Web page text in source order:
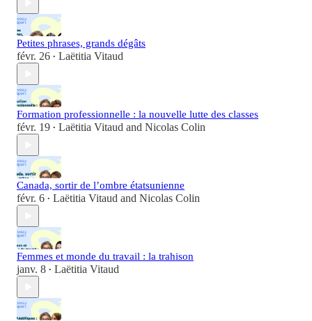
Petites phrases, grands dégâts
févr. 26 • Laëtitia Vitaud
Formation professionnelle : la nouvelle lutte des classes
févr. 19 • Laëtitia Vitaud and Nicolas Colin
Canada, sortir de l’ombre étatsunienne
févr. 6 • Laëtitia Vitaud and Nicolas Colin
Femmes et monde du travail : la trahison
janv. 8 • Laëtitia Vitaud